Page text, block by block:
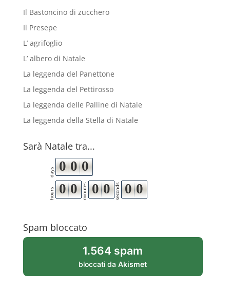
Il Bastoncino di zucchero
Il Presepe
L’ agrifoglio
L’ albero di Natale
La leggenda del Panettone
La leggenda del Pettirosso
La leggenda delle Palline di Natale
La leggenda della Stella di Natale
Sarà Natale tra...
days 0 0 0
hours 0 0 minutes 0 0 seconds 0 0
Spam bloccato
1.564 spam
bloccati daAkismet